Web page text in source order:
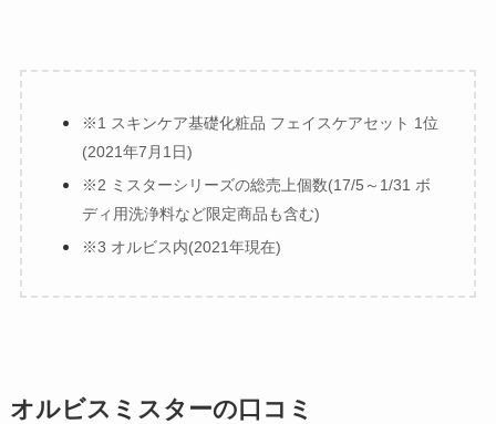
※1 スキンケア基礎化粧品 フェイスケアセット 1位
(2021年7月1日)
※2 ミスターシリーズの総売上個数(17/5～1/31 ボ
ディ用洗浄料など限定商品も含む)
※3 オルビス内(2021年現在)
オルビスミスターの口コミ